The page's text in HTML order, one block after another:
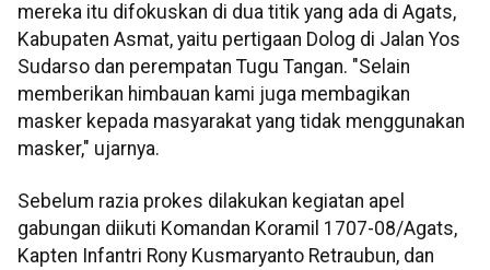
mereka itu difokuskan di dua titik yang ada di Agats,
Kabupaten Asmat, yaitu pertigaan Dolog di Jalan Yos
Sudarso dan perempatan Tugu Tangan. "Selain
memberikan himbauan kami juga membagikan
masker kepada masyarakat yang tidak menggunakan
masker," ujarnya.
Sebelum razia prokes dilakukan kegiatan apel
gabungan diikuti Komandan Koramil 1707-08/Agats,
Kapten Infantri Rony Kusmaryanto Retraubun, dan